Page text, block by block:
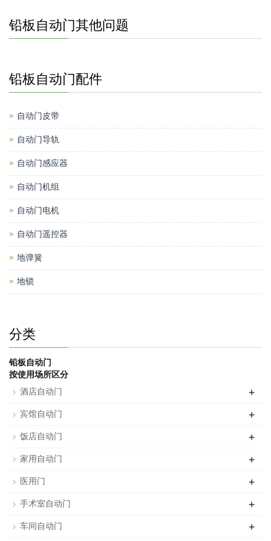
铅板自动门其他问题
铅板自动门配件
自动门皮带
自动门导轨
自动门感应器
自动门机组
自动门电机
自动门遥控器
地弹簧
地锁
分类
铅板自动门
按使用场所区分
酒店自动门
+
宾馆自动门 +
饭店自动门 +
家用自动门 +
医用门 +
手术室自动门 +
车间自动门 +